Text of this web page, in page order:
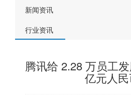
新闻资讯
行业资讯
腾讯给 2.28 万员工
亿元人